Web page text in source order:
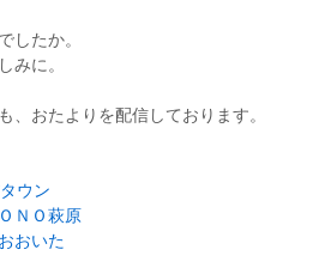
したか。
みに。
、おたよりを配信しております。
ウン
ＮＯ萩原
おいた